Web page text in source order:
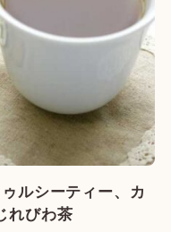
ルシーティー、カ
れびわ茶